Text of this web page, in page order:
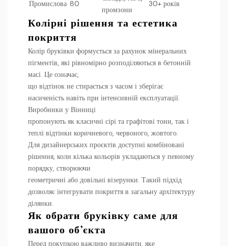
Промислова 80
промзони
30+ років
Колірні рішення та естетика
покриття
Колір бруківки формується за рахунок мінеральних
пігментів, які рівномірно розподіляються в бетонній
масі. Це означає,
що відтінок не стирається з часом і зберігає
насиченість навіть при інтенсивній експлуатації.
Виробники у Вінниці
пропонують як класичні сірі та графітові тони, так і
теплі відтінки коричневого, червоного, жовтого.
Для дизайнерських проєктів доступні комбіновані
рішення, коли кілька кольорів укладаються у певному
порядку, створюючи
геометричні або довільні візерунки. Такий підхід
дозволяє інтегрувати покриття в загальну архітектуру
ділянки.
Як обрати бруківку саме для
вашого об’єкта
Перед покупкою важливо визначити, яке